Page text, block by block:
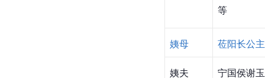
等
姨母 莅阳长公主
姨夫 宁国侯谢玉